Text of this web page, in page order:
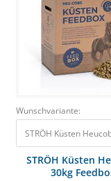
Wunschvariante:
STRÖH Küsten
STRÖH Küsten
30kg